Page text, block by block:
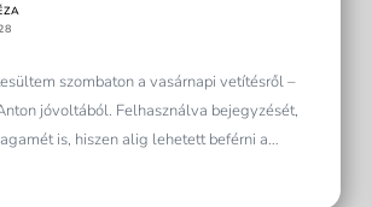
is
szombaton a vasárnapi vetítésről –
jóvoltából. Felhasználva bejegyzését,
is, hiszen alig lehetett beférni a